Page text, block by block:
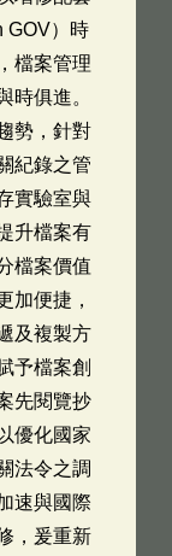
GOV）時
檔案管理
時俱進。
勢，針對
紀錄之管
實驗室與
升檔案有
檔案價值
加便捷，
及複製方
予檔案創
先閱覽抄
優化國家
法令之調
速與國際
，爰重新